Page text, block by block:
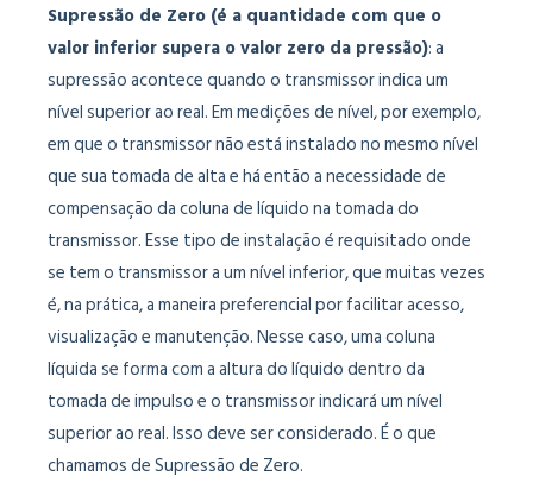
Supressão de Zero (é a quantidade com que o
valor inferior supera o valor zero da pressão): a
supressão acontece quando o transmissor indica um
nível superior ao real. Em medições de nível, por exemplo,
em que o transmissor não está instalado no mesmo nível
que sua tomada de alta e há então a necessidade de
compensação da coluna de líquido na tomada do
transmissor. Esse tipo de instalação é requisitado onde
se tem o transmissor a um nível inferior, que muitas vezes
é, na prática, a maneira preferencial por facilitar acesso,
visualização e manutenção. Nesse caso, uma coluna
líquida se forma com a altura do líquido dentro da
tomada de impulso e o transmissor indicará um nível
superior ao real. Isso deve ser considerado. É o que
chamamos de Supressão de Zero.